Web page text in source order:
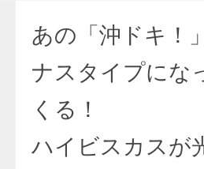
あの「沖ドキ！
ナスタイプにな
くる！
ハイビスカスが